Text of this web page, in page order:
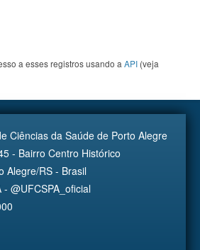
a esses registros usando a API (veja
Ciências da Saúde de Porto Alegre
- Bairro Centro Histórico
Alegre/RS - Brasil
@UFCSPA_oficial